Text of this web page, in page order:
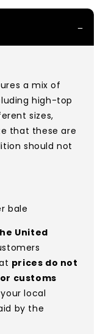
a mix of
high-top
sizes,
that these are
should not
bale
United
prices do not
customs
local
by the